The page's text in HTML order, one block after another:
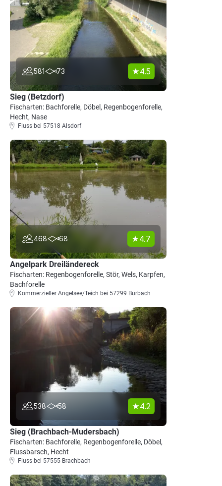
581 73 4.5
Sieg (Betzdorf)
Fischarten: Bachforelle, Döbel, Regenbogenforelle,
Hecht, Nase
Fluss bei 57518 Alsdorf
468 68 4.7
Angelpark Dreiländereck
Fischarten: Regenbogenforelle, Stör, Wels, Karpfen,
Bachforelle
Kommerzieller Angelsee/Teich bei 57299 Burbach
538 58 4.2
Sieg (Brachbach-Mudersbach)
Fischarten: Bachforelle, Regenbogenforelle, Döbel,
Flussbarsch, Hecht
Fluss bei 57555 Brachbach